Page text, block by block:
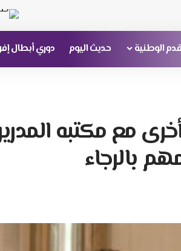
الوطنية حديث اليوم دوري أبطال
مع مكتبه
بالرجاء